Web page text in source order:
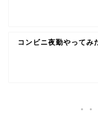
コンビニ夜勤やってみ